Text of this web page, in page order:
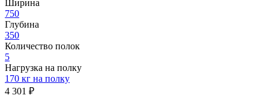
Ширина
750
Глубина
350
Количество полок
5
Нагрузка на полку
170 кг на полку
4 301 ₽